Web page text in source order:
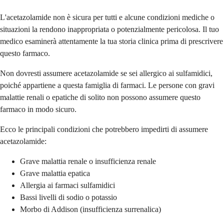
L'acetazolamide non è sicura per tutti e alcune condizioni mediche o
situazioni la rendono inappropriata o potenzialmente pericolosa. Il tuo
medico esaminerà attentamente la tua storia clinica prima di prescrivere
questo farmaco.
Non dovresti assumere acetazolamide se sei allergico ai sulfamidici,
poiché appartiene a questa famiglia di farmaci. Le persone con gravi
malattie renali o epatiche di solito non possono assumere questo
farmaco in modo sicuro.
Ecco le principali condizioni che potrebbero impedirti di assumere
acetazolamide:
Grave malattia renale o insufficienza renale
Grave malattia epatica
Allergia ai farmaci sulfamidici
Bassi livelli di sodio o potassio
Morbo di Addison (insufficienza surrenalica)